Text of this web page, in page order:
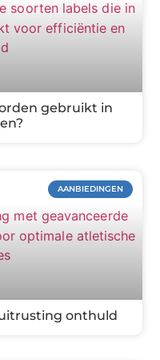
gebruikt in
AANBIEDINGEN
onthuld